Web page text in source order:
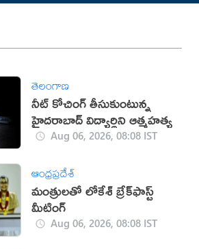
తెలంగాణ
నీట్ కోచింగ్ తీసుకుంటున్న
హైదరాబాద్ విద్యార్థిని ఆత్మహత్య
Aug 06, 2026, 08:08 IST
ఆంధ్రప్రదేశ్
మంత్రులతో లోకేశ్ బ్రేక్‌ఫాస్ట్
మీటింగ్
Aug 06, 2026, 08:08 IST